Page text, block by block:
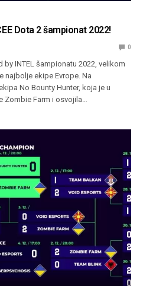
Dota 2 šampionat 2022!
0
by INTEL šampionatu 2022, velikom
najbolje ekipe Evrope. Na
No Bounty Hunter, koja je u
Zombie Farm i osvojila…